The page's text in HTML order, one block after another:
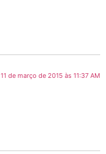
11 de março de 2015 às 11:37 AM